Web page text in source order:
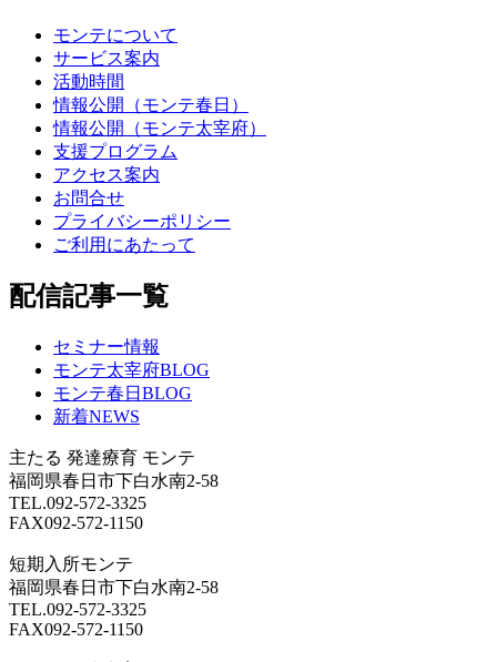
モンテについて
サービス案内
活動時間
情報公開（モンテ春日）
情報公開（モンテ太宰府）
支援プログラム
アクセス案内
お問合せ
プライバシーポリシー
ご利用にあたって
配信記事一覧
セミナー情報
モンテ太宰府BLOG
モンテ春日BLOG
新着NEWS
主たる 発達療育 モンテ
福岡県春日市下白水南2-58
TEL.092-572-3325
FAX092-572-1150
短期入所モンテ
福岡県春日市下白水南2-58
TEL.092-572-3325
FAX092-572-1150